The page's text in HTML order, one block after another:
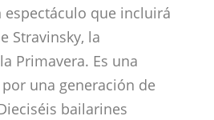
espectáculo que incluirá
Stravinsky, la
Primavera. Es una
una generación de
bailarines